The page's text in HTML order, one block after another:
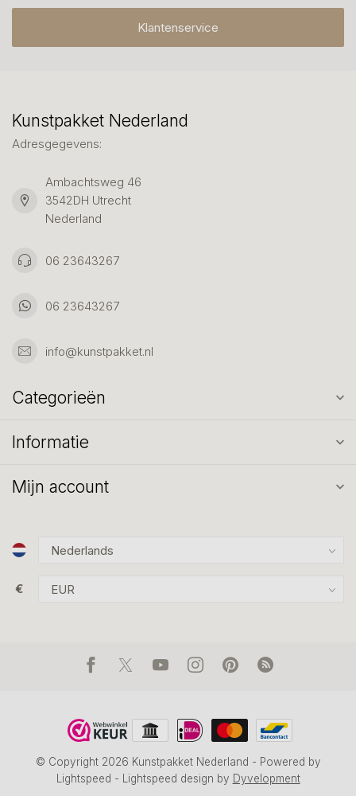
Klantenservice
Kunstpakket Nederland
Adresgegevens:
Ambachtsweg 46
3542DH Utrecht
Nederland
06 23643267
06 23643267
info@kunstpakket.nl
Categorieën
Informatie
Mijn account
€
© Copyright 2026 Kunstpakket Nederland - Powered by
Lightspeed - Lightspeed design by Dyvelopment